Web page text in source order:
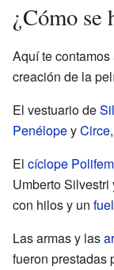
¿Cómo
Aquí te
creación de la
El vestuario de
PenélopeyCirce
El cíclope
Umberto
con hilos y un
Las armas y las
fueron prestadas